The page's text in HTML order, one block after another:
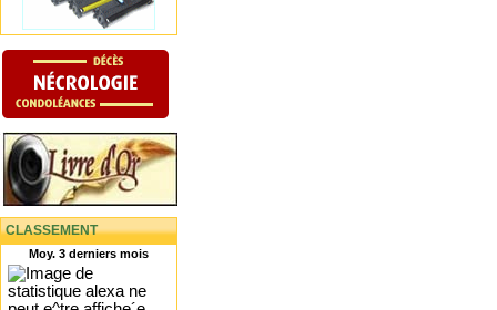
CLASSEMENT
Moy. 3 derniers mois